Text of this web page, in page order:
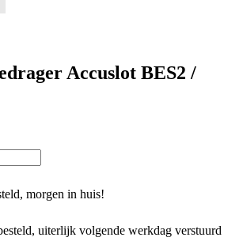
Accuslot BES2 /
morgen in huis!
uiterlijk volgende werkdag verstuurd